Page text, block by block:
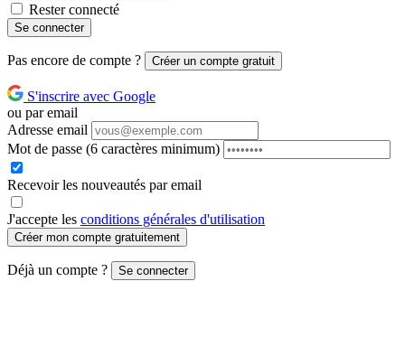
Rester connecté
Se connecter
Pas encore de compte ? Créer un compte gratuit
S'inscrire avec Google
ou par email
Adresse email
Mot de passe (6 caractères minimum)
Recevoir les nouveautés par email
J'accepte les conditions générales d'utilisation
Créer mon compte gratuitement
Déjà un compte ? Se connecter